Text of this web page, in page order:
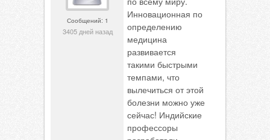
Сообщений: 1
3405 дней назад
Инновационная по
определению
медицина
развивается
такими быстрыми
темпами, что
вылечиться от этой
болезни можно уже
сейчас! Индийские
профессоры